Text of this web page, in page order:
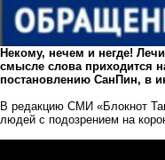
Некому, нечем и негде!
смысле слова приходится
постановлению СанПин, в
В редакцию СМИ «Блокнот
людей с подозрением на